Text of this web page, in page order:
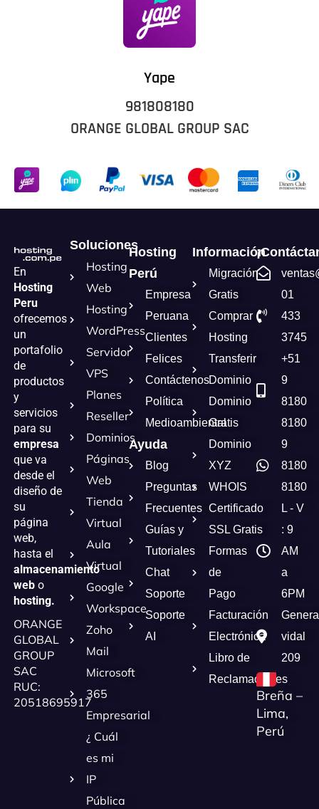
Yape
981808180
ORANGE GLOBAL GROUP SAC
En
Hosting
Peru
ofrecemos
un
portafolio
de
productos
y
servicios
para su
empresa
que va
desde el
diseño de
su
página
web,
hasta el
almacenamiento
webo
hosting.
ORANGE
GLOBAL
GROUP
SAC
RUC:
20518695917
Soluciones
Hosting
Web
Hosting
WordPress
Servidor
VPS
Planes
Reseller
Dominios
Páginas
Web
Tienda
Virtual
Aula
Virtual
Google
Workspace
Zoho
Mail
Microsoft
365
Empresarial
¿ Cuál
es mi
IP
Pública
Hosting
Perú
Empresa
Peruana
Clientes
Felices
Contáctenos
Política
Medioambiental
Ayuda
Blog
Preguntas
Frecuentes
Guías y
Tutoriales
Chat
Soporte
Soporte
AI
Información
Migración
Gratis
Comprar
Hosting
Transferir
Dominio
Dominio
Gratis
Dominio
XYZ
WHOIS
Certificado
SSL Gratis
Formas
de
Pago
Facturación
Electrónica
Libro de
Reclamaciones
01
433
3745
+51
9
8180
8180
9
8180
8180
L - V
: 9
AM
a
6PM
vidal
209
Breña –
Lima,
Perú